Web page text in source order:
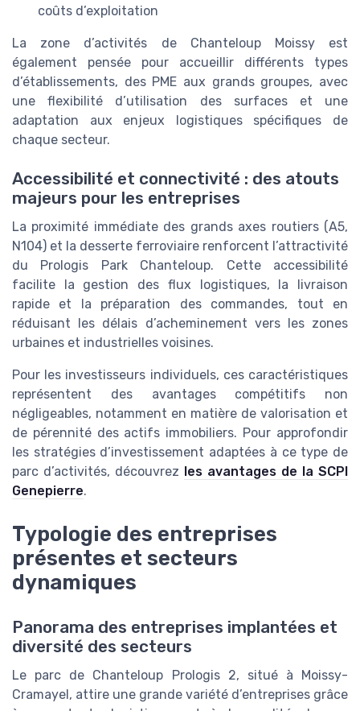
coûts d’exploitation
La zone d’activités de Chanteloup Moissy est
également pensée pour accueillir différents types
d’établissements, des PME aux grands groupes, avec
une flexibilité d’utilisation des surfaces et une
adaptation aux enjeux logistiques spécifiques de
chaque secteur.
Accessibilité et connectivité : des atouts
majeurs pour les entreprises
La proximité immédiate des grands axes routiers (A5,
N104) et la desserte ferroviaire renforcent l’attractivité
du Prologis Park Chanteloup. Cette accessibilité
facilite la gestion des flux logistiques, la livraison
rapide et la préparation des commandes, tout en
réduisant les délais d’acheminement vers les zones
urbaines et industrielles voisines.
Pour les investisseurs individuels, ces caractéristiques
représentent des avantages compétitifs non
négligeables, notamment en matière de valorisation et
de pérennité des actifs immobiliers. Pour approfondir
les stratégies d’investissement adaptées à ce type de
parc d’activités, découvrez les avantages de la SCPI
Genepierre.
Typologie des entreprises
présentes et secteurs
dynamiques
Panorama des entreprises implantées et
diversité des secteurs
Le parc de Chanteloup Prologis 2, situé à Moissy-
Cramayel, attire une grande variété d’entreprises grâce